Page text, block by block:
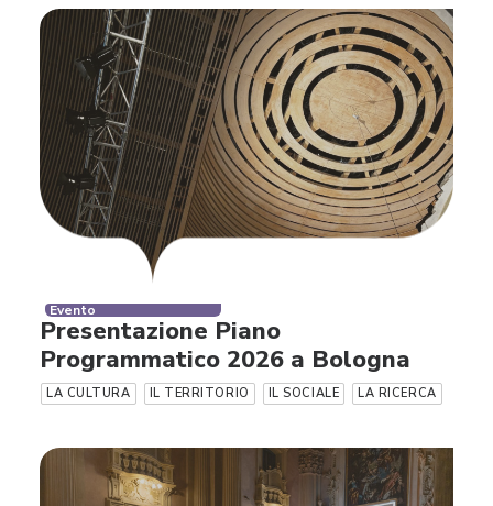
Evento
Presentazione Piano
Programmatico 2026 a Bologna
LA CULTURA IL TERRITORIO IL SOCIALE LA RICERCA